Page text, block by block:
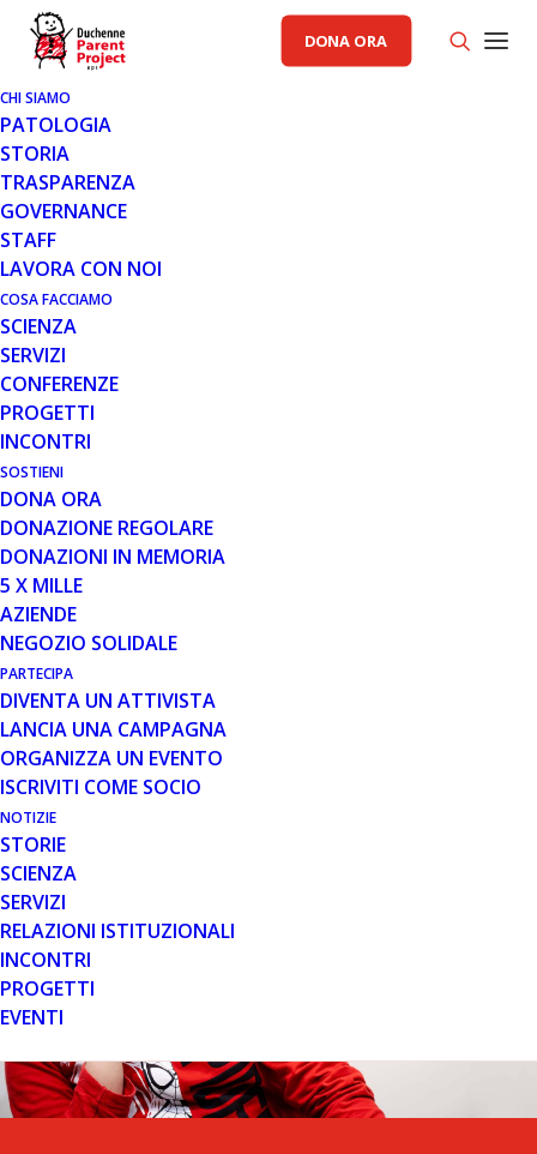
DONA ORA
CHI SIAMO
PATOLOGIA
STORIA
TRASPARENZA
GOVERNANCE
STAFF
LAVORA CON NOI
COSA FACCIAMO
SCIENZA
SERVIZI
CONFERENZE
PROGETTI
INCONTRI
SOSTIENI
DONA ORA
DONAZIONE REGOLARE
DONAZIONI IN MEMORIA
5 X MILLE
AZIENDE
NEGOZIO SOLIDALE
PARTECIPA
DIVENTA UN ATTIVISTA
LANCIA UNA CAMPAGNA
ORGANIZZA UN EVENTO
ISCRIVITI COME SOCIO
NOTIZIE
STORIE
SCIENZA
SERVIZI
RELAZIONI ISTITUZIONALI
INCONTRI
PROGETTI
EVENTI
COMUNICATI STAMPA PP
31 MAR 2014
RASSEGNA 30 MARZO 2014
Parent Project30032014_001
Giulio Cossu: trapianto di staminali mesoangioblasti in
bambini con Distrofta muscolare di Duchenne